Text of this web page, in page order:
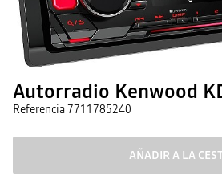
Autorradio Kenwood
Referencia7711785240
AÑADIR A LA